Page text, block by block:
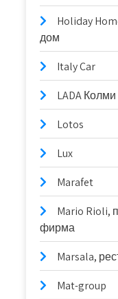
Holiday
дом
Italy Car
LADA Колми
Lotos
Lux
Marafet
Mario Rioli,
фирма
Marsala,
Mat-group